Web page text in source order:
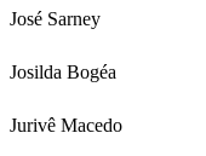
José Sarney
Josilda Bogéa
Jurivê Macedo